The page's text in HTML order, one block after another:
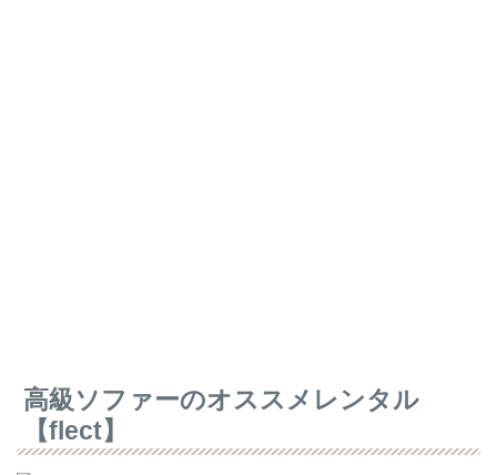
高級ソファーのオススメレンタル
【flect】